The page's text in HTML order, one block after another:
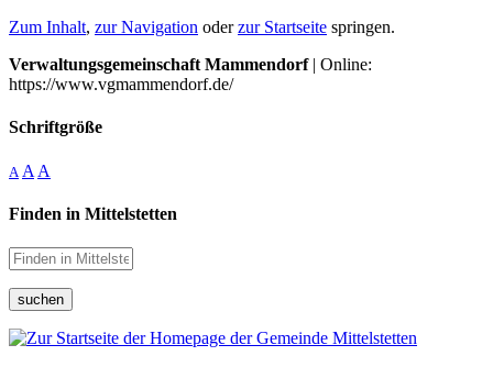
Zum Inhalt, zur Navigation oderzur Startseite springen.
Verwaltungsgemeinschaft Mammendorf| Online:
https://www.vgmammendorf.de/
Schriftgröße
A A A
Finden in Mittelstetten
suchen